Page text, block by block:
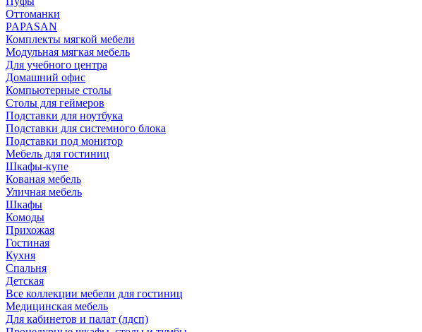
Оттоманки
PAPASAN
Комплекты мягкой мебели
Модульная мягкая мебель
Для учебного центра
Домашний офис
Компьютерные столы
Столы для геймеров
Подставки для ноутбука
Подставки для системного блока
Подставки под монитор
Мебель для гостиниц
Шкафы-купе
Кованая мебель
Уличная мебель
Шкафы
Комоды
Прихожая
Гостиная
Кухня
Спальня
Детская
Все коллекции мебели для гостиниц
Медицинская мебель
Для кабинетов и палат (лдсп)